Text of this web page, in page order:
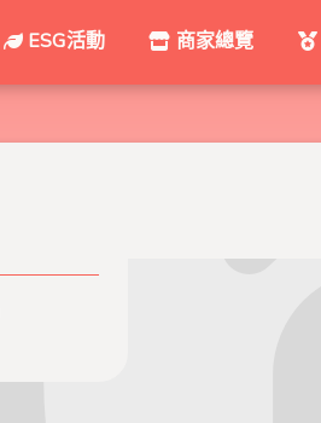
ESG活動 商家總覽